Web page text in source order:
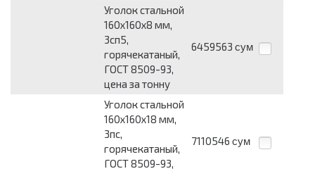
Уголок стальной
160х160х8 мм,
3сп5,
горячекатаный,
ГОСТ 8509-93,
цена за тонну
6459563 сум
Уголок стальной
160х160х18 мм,
3пс,
горячекатаный,
ГОСТ 8509-93,
7110546 сум